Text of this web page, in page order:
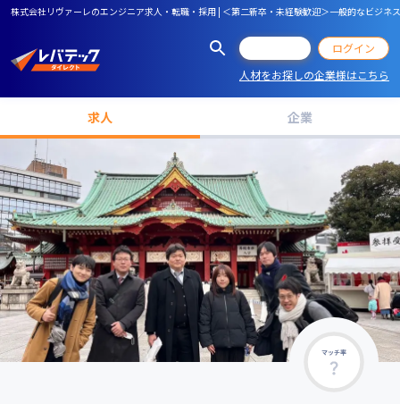
株式会社リヴァーレのエンジニア求人・転職・採用 | ＜第二新卒・未経験歓迎＞一般的なビジ
ログイン
人材をお探しの企業様はこちら
求人 企業
マッチ率